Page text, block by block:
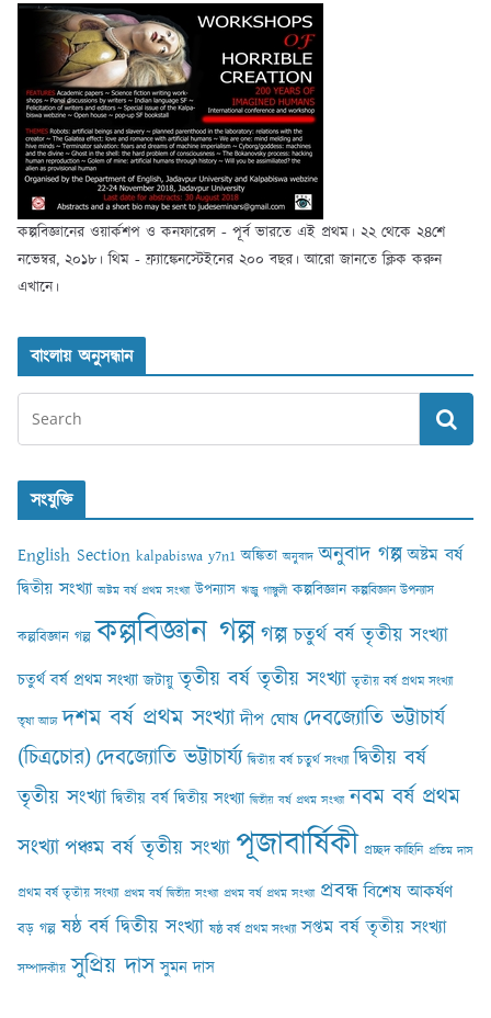
কল্পবিজ্ঞানের ওয়ার্কশপ ও কনফারেন্স - পূর্ব ভারতে এই প্রথম। ২২ থেকে ২৪শে
নভেম্বর, ২০১৮। থিম - ফ্র্যাঙ্কেনস্টেইনের ২০০ বছর। আরো জানতে ক্লিক করুন
এখানে।
বাংলায় অনুসন্ধান
সংযুক্তি
English Section kalpabiswa y7n1 অঙ্কিতা অনুবাদ অনুবাদ গল্প অষ্টম বর্ষ
দ্বিতীয় সংখ্যা অষ্টম বর্ষ প্রথম সংখ্যা উপন্যাস ঋজু গাঙ্গুলী কল্পবিজ্ঞান কল্পবিজ্ঞান উপন্যাস
কল্পবিজ্ঞান গল্প কল্পবিজ্ঞান গল্পগল্প চতুর্থ বর্ষ তৃতীয় সংখ্যা
চতুর্থ বর্ষ প্রথম সংখ্যা জটায়ু তৃতীয় বর্ষ তৃতীয় সংখ্যা তৃতীয় বর্ষ প্রথম সংখ্যা
তৃষা আঢ‍্য দশম বর্ষ প্রথম সংখ্যা দীপ ঘোষ দেবজ্যোতি ভট্টাচার্য
(চিত্রচোর)দেবজ্যোতি ভট্টাচার্য্য দ্বিতীয় বর্ষ চতুর্থ সংখ্যা দ্বিতীয় বর্ষ
তৃতীয় সংখ্যা দ্বিতীয় বর্ষ দ্বিতীয় সংখ্যা দ্বিতীয় বর্ষ প্রথম সংখ্যা নবম বর্ষ প্রথম
সংখ্যাপঞ্চম বর্ষ তৃতীয় সংখ্যা পূজাবার্ষিকী প্রচ্ছদ কাহিনি প্রতিম দাস
প্রথম বর্ষ তৃতীয় সংখ্যা প্রথম বর্ষ দ্বিতীয় সংখ্যা প্রথম বর্ষ প্রথম সংখ্যা প্রবন্ধ বিশেষ আকর্ষণ
বড় গল্প ষষ্ঠ বর্ষ দ্বিতীয় সংখ্যা ষষ্ঠ বর্ষ প্রথম সংখ্যা সপ্তম বর্ষ তৃতীয় সংখ্যা
সম্পাদকীয় সুপ্রিয় দাস সুমন দাস